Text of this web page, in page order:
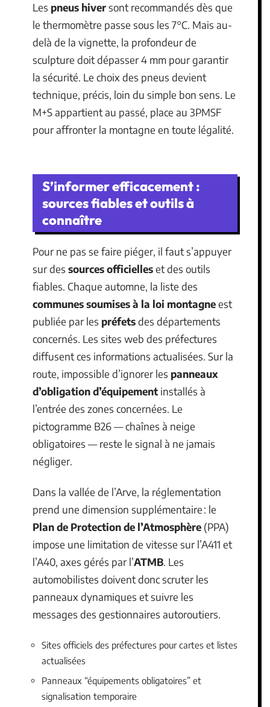
Les pneus hiversont recommandés dès que
le thermomètre passe sous les 7°C. Mais au-
delà de la vignette, la profondeur de
sculpture doit dépasser 4 mm pour garantir
la sécurité. Le choix des pneus devient
technique, précis, loin du simple bon sens. Le
M+S appartient au passé, place au 3PMSF
pour affronter la montagne en toute légalité.
S’informer efficacement :
sources fiables et outils à
connaître
Pour ne pas se faire piéger, il faut s’appuyer
sur des sources officielleset des outils
fiables. Chaque automne, la liste des
communes soumises à la loi montagneest
publiée par les préfetsdes départements
concernés. Les sites web des préfectures
diffusent ces informations actualisées. Sur la
route, impossible d’ignorer les panneaux
d’obligation d’équipement installés à
l’entrée des zones concernées. Le
pictogramme B26 — chaînes à neige
obligatoires — reste le signal à ne jamais
négliger.
Dans la vallée de l’Arve, la réglementation
prend une dimension supplémentaire : le
Plan de Protection de l’Atmosphère (PPA)
impose une limitation de vitesse sur l’A411 et
l’A40, axes gérés par l’ATMB. Les
automobilistes doivent donc scruter les
panneaux dynamiques et suivre les
messages des gestionnaires autoroutiers.
Sites officiels des préfectures pour cartes et listes
actualisées
Panneaux “équipements obligatoires” et
signalisation temporaire